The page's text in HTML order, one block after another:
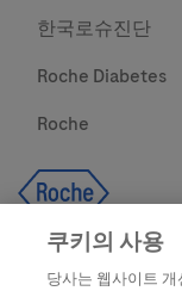
한국로슈진단
Roche Diabetes
Roche
쿠키의 사용
당사는 웹사이트